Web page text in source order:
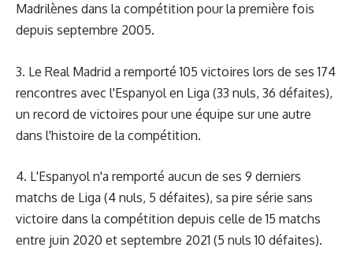
Madrilènes dans la compétition pour la première fois
depuis septembre 2005.
3. Le Real Madrid a remporté 105 victoires lors de ses 174
rencontres avec l'Espanyol en Liga (33 nuls, 36 défaites),
un record de victoires pour une équipe sur une autre
dans l'histoire de la compétition.
4. L'Espanyol n'a remporté aucun de ses 9 derniers
matchs de Liga (4 nuls, 5 défaites), sa pire série sans
victoire dans la compétition depuis celle de 15 matchs
entre juin 2020 et septembre 2021 (5 nuls 10 défaites).